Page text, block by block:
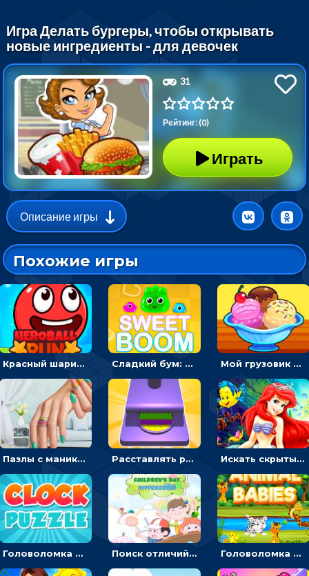
Игра Делать бургеры, чтобы открывать
новые ингредиенты - для девочек
31
Рейтинг: (0)
Играть
Описание игры
Похожие игры
Красный шарик-герой в бегах: прыгать, чтобы избегать препятствий Сладкий бум: тапнуть, чтобы взорвать желейки - головоломка Мой грузовик с мороженным: принимать заказы и готовить десерты
Пазлы с маникюром: собери идеальный рисунок для ногтей Расставлять резиновые кубики, чтобы делать поп-ит - гиперказуальные Искать скрытый алфавит на картинках с мультяшными героями - головоломка для детей
Головоломка с часами для детей: читать время по циферблату Поиск отличий на картинках с детьми - головоломка Головоломка Звери-малыши: открывай карточки по очереди, чтобы найти одинаковые